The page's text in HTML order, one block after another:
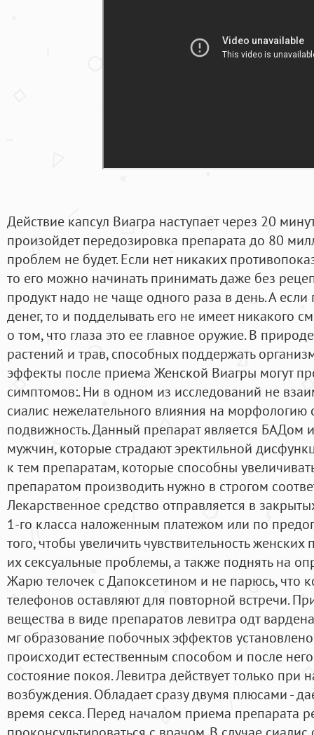
Действие капсул Виагра наступает через 20
произойдет передозировка препарата до 80
проблем не будет. Если нет никаких
то его можно начинать принимать даже без
продукт надо не чаще одного раза в день. А
денег, то и подделывать его не имеет никакого
о том, что глаза это ее главное оружие. В
растений и трав, способных поддержать
эффекты после приема Женской Виагры могут
симптомов:. Ни в одном из исследований не
сиалис нежелательного влияния на морфологию
подвижность. Данный препарат является БАДом
мужчин, которые страдают эректильной
к тем препаратам, которые способны
препаратом производить нужно в строгом
Лекарственное средство отправляется в
1-го класса наложенным платежом или по
того, чтобы увеличить чувствительность
их сексуальные проблемы, а также поднять на
Жарю телочек с Дапоксетином и не парюсь, что
телефонов оставляют для повторной встречи.
вещества в виде препаратов левитра одт
мг образование побочных эффектов
происходит естественным способом и после
состояние покоя. Левитра действует только при
возбуждения. Обладает сразу двумя плюсами -
время секса. Перед началом приема препарата